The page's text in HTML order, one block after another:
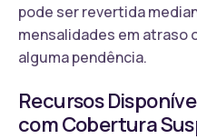
pode ser revertida
mensalidades em atraso
alguma pendência.
Recursos
com Cobertura